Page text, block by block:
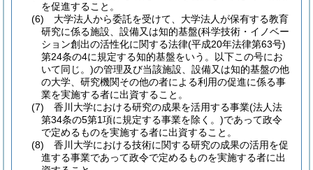
を促進すること。
(6)
大学法人から委託を受けて、大学法人が保有する教育
研究に係る施設、設備又は知的基盤(科学技術・イノベー
ション創出の活性化に関する法律(平成20年法律第63号)
第24条の4に規定する知的基盤をいう。以下この号にお
いて同じ。)の管理及び当該施設、設備又は知的基盤の他
の大学、研究機関その他の者による利用の促進に係る事
業を実施する者に出資すること。
(7)
香川大学における研究の成果を活用する事業(法人法
第34条の5第1項に規定する事業を除く。)であって政令
で定めるものを実施する者に出資すること。
(8)
香川大学における技術に関する研究の成果の活用を促
進する事業であって政令で定めるものを実施する者に出